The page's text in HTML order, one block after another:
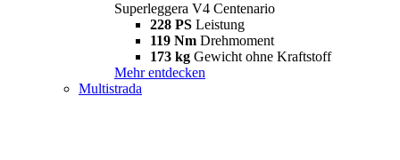
Superleggera V4 Centenario
228 PS Leistung
119 Nm Drehmoment
173 kg Gewicht ohne Kraftstoff
Mehr entdecken
Multistrada